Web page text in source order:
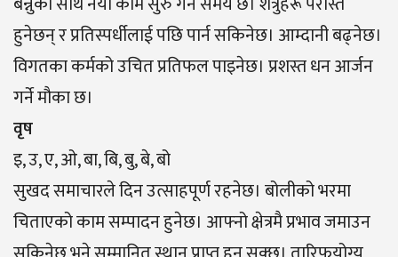
हुनेछन् र प्रतिस्पर्धीलाई पछि पार्न सकिनेछ। आम्दानी बढ्नेछ।
विगतका कर्मको उचित प्रतिफल पाइनेछ। प्रशस्त धन आर्जन
गर्ने मौका छ।
वृष
इ, उ, ए, ओ, बा, बि, बु, बे, बो
सुखद समाचारले दिन उत्साहपूर्ण रहनेछ। बोलीको भरमा
चिताएको काम सम्पादन हुनेछ। आफ्नो क्षेत्रमै प्रभाव जमाउन